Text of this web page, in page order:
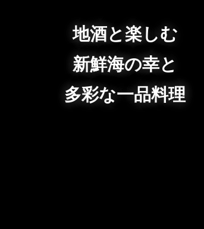
地酒と楽しむ
新鮮海の幸と
多彩な一品料理